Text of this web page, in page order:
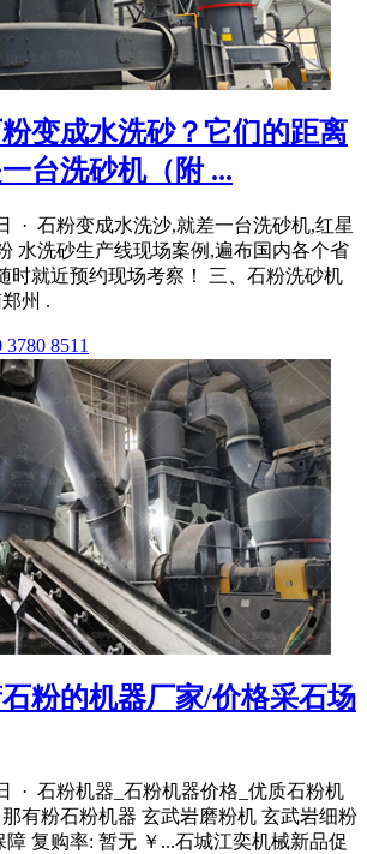
变成水洗砂？它们的距离
台洗砂机（附 ...
· 石粉变成水洗沙,就差一台洗砂机,红星
水洗砂生产线现场案例,遍布国内各个省
时就近预约现场考察！ 三、石粉洗砂机
州 .
8511
粉的机器厂家/价格采石场
· 石粉机器_石粉机器价格_优质石粉机
有粉石粉机器 玄武岩磨粉机 玄武岩细粉
障 复购率: 暂无 ￥...石城江奕机械新品促